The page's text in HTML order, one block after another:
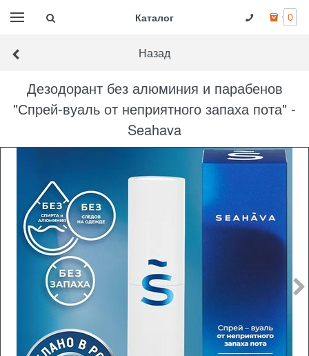
Каталог 0
Назад
Дезодорант без алюминия и парабенов
"Спрей-вуаль от неприятного запаха пота" -
Seahava